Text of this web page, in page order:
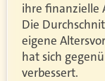
ihre finanzielle
Die
eigene
hat sich
verbessert.